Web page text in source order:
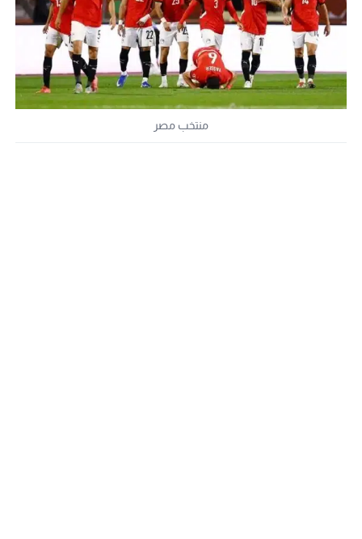
منتخب مصر